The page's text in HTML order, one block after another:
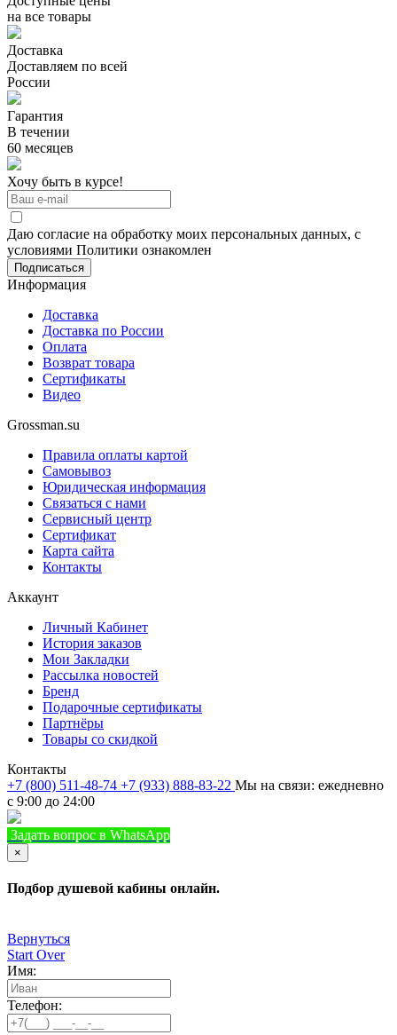
на все товары
Доставка
Доставляем по всей
России
Гарантия
В течении
60 месяцев
Хочу быть в курсе!
Даю согласие на обработку моих персональных данных, с
условиями Политики ознакомлен
Информация
Доставка
Доставка по России
Оплата
Возврат товара
Сертификаты
Видео
Grossman.su
Правила оплаты картой
Самовывоз
Юридическая информация
Связаться с нами
Сервисный центр
Сертификат
Карта сайта
Контакты
Аккаунт
Личный Кабинет
История заказов
Мои Закладки
Рассылка новостей
Бренд
Подарочные сертификаты
Партнёры
Товары со скидкой
Контакты
+7 (800) 511-48-74 +7 (933) 888-83-22 Мы на связи: ежедневно
с 9:00 до 24:00
Задать вопрос в WhatsApp
×
Подбор душевой кабины онлайн.
Вернуться
Start Over
Имя:
Телефон: